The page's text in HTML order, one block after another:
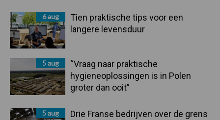
6 aug
Tien praktische tips voor een
langere levensduur
5 aug
“Vraag naar praktische
hygieneoplossingen is in Polen
groter dan ooit”
5 aug
Drie Franse bedrijven over de grens